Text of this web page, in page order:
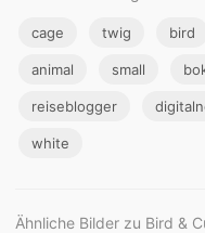
cage twig bird
animal small
reiseblogger
white
Ähnliche Bilder zu Bird &